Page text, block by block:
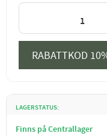
RABATTKOD
LAGERSTATUS
Finns på Centrallager